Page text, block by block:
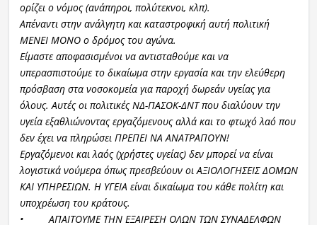
ορίζει ο νόμος (ανάπηροι, πολύτεκνοι, κλπ).
Απέναντι στην ανάλγητη και καταστροφική αυτή πολιτική
ΜΕΝΕΙ ΜΟΝΟ ο δρόμος του αγώνα.
Είμαστε αποφασισμένοι να αντισταθούμε και να
υπερασπιστούμε το δικαίωμα στην εργασία και την ελεύθερη
πρόσβαση στα νοσοκομεία για παροχή δωρεάν υγείας για
όλους. Αυτές οι πολιτικές ΝΔ-ΠΑΣΟΚ-ΔΝΤ που διαλύουν την
υγεία εξαθλιώνοντας εργαζόμενους αλλά και το φτωχό λαό που
δεν έχει να πληρώσει ΠΡΕΠΕΙ ΝΑ ΑΝΑΤΡΑΠΟΥΝ!
Εργαζόμενοι και λαός (χρήστες υγείας) δεν μπορεί να είναι
λογιστικά νούμερα όπως πρεσβεύουν οι ΑΞΙΟΛΟΓΗΣΕΙΣ ΔΟΜΩΝ
ΚΑΙ ΥΠΗΡΕΣΙΩΝ. Η ΥΓΕΙΑ είναι δικαίωμα του κάθε πολίτη και
υποχρέωση του κράτους.
• ΑΠΑΙΤΟΥΜΕ ΤΗΝ ΕΞΑΙΡΕΣΗ ΟΛΩΝ ΤΩΝ ΣΥΝΑΔΕΛΦΩΝ